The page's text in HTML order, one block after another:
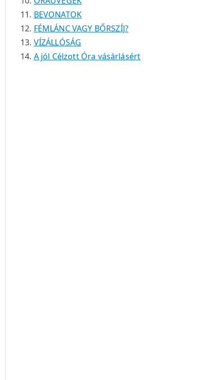
BEVONATOK
FÉMLÁNC VAGY BŐRSZÍJ?
VÍZÁLLÓSÁG
A jól Célzott Óra vásárlásért